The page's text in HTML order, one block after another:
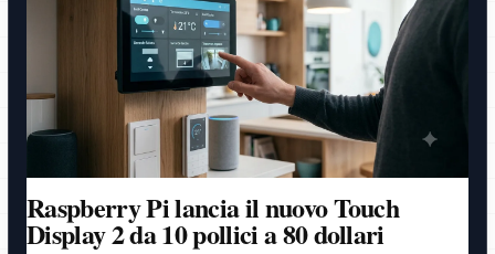
Raspberry Pi lancia il nuovo Touch
Display 2 da 10 pollici a 80 dollari